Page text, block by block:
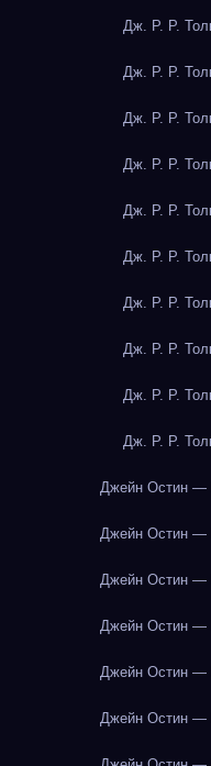
Дж. Р. Р.
Дж. Р. Р.
Дж. Р. Р.
Дж. Р. Р.
Дж. Р. Р.
Дж. Р. Р.
Дж. Р. Р.
Дж. Р. Р.
Дж. Р. Р.
Дж. Р. Р.
Джейн Остин —
Джейн Остин —
Джейн Остин —
Джейн Остин —
Джейн Остин —
Джейн Остин —